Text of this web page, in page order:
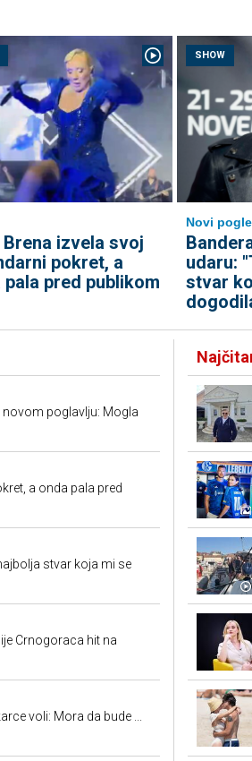
Brena izvela svoj
pokret, a
pala pred publikom
SHOW
Novi
udaru:
stvar
poglavlju: Mogla
a onda pala pred
stvar koja mi se
Crnogoraca hit na
voli: Mora da bude ...